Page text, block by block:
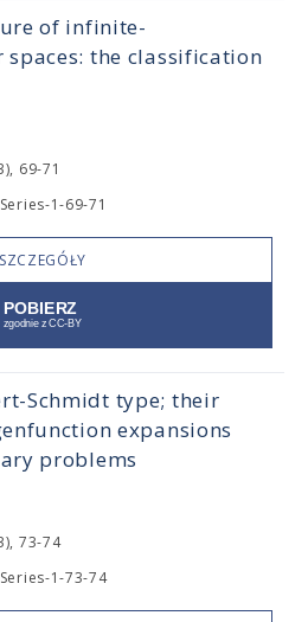
of infinite-
the classification
69-71
1-69-71
SZCZEGÓŁY
Schmidt type; their
expansions
problems
73-74
1-73-74